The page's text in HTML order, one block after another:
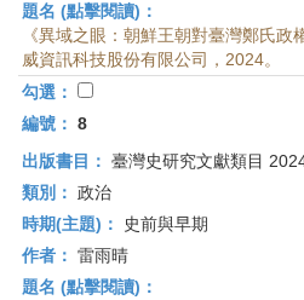
題名 (點擊閱讀)：
《異域之眼：朝鮮王朝對臺灣鄭氏
威資訊科技股份有限公司，2024。
勾選：
編號： 8
出版書目： 臺灣史研究文獻類目
類別： 政治
時期(主題)：
史前與早期
作者： 雷雨晴
題名 (點擊閱讀)：